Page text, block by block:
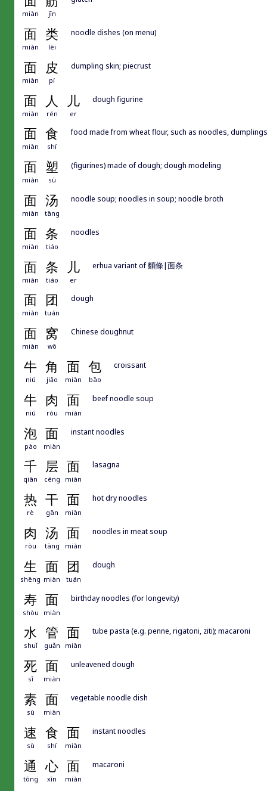
miàn jīn
面 类
miàn lèi
noodle dishes (on menu)
面 皮
miàn pí
dumpling skin; piecrust
面 人 儿
miàn rén er
dough figurine
面 食
miàn shí
food made from wheat flour, such as noodles,
面 塑
miàn sù
(figurines) made of dough; dough modeling
面 汤
miàn tāng
noodle soup; noodles in soup; noodle broth
面 条
miàn tiáo
noodles
面 条 儿
miàn tiáo er
erhua variant of 麵條|面条
面 团
miàn tuán
dough
面 窝
miàn wō
Chinese doughnut
牛 角 面 包
niú jiǎo miàn bāo
croissant
牛 肉 面
niú ròu miàn
beef noodle soup
泡 面
pào miàn
instant noodles
千 层 面
qiān céng miàn
lasagna
热 干 面
rè gān miàn
hot dry noodles
肉 汤 面
ròu tāng miàn
noodles in meat soup
生 面 团
shēng miàn tuán
dough
寿 面
shòu miàn
birthday noodles (for longevity)
水 管 面
shuǐ guǎn miàn
tube pasta (e.g. penne, rigatoni, ziti); macaroni
死 面
sǐ miàn
unleavened dough
素 面
sù miàn
vegetable noodle dish
速 食 面
sù shí miàn
instant noodles
通 心 面
tōng xīn miàn
macaroni